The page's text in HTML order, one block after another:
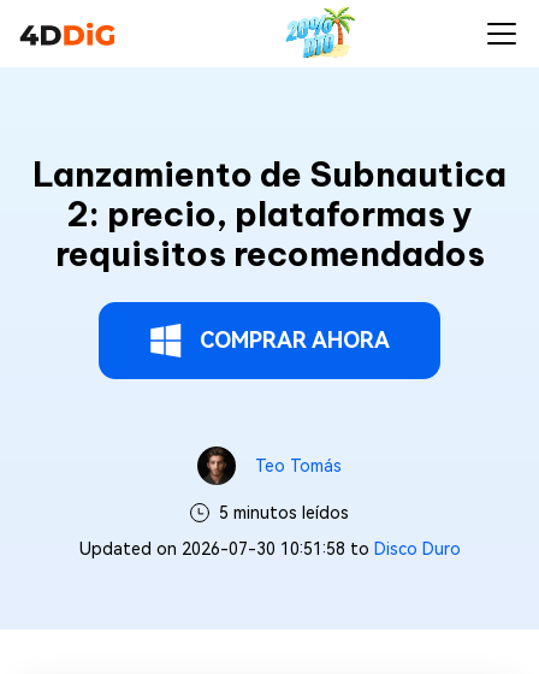
Lanzamiento de Subnautica
2: precio, plataformas y
requisitos recomendados
COMPRAR AHORA
Teo Tomás
5 minutos leídos
Updated on 2026-07-30 10:51:58 to Disco Duro